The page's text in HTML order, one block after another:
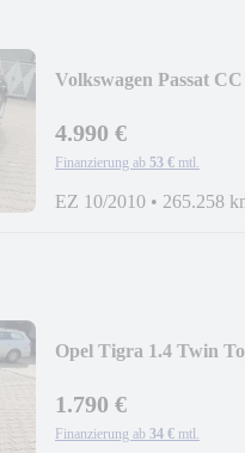
Volkswagen Passat
4.990 €
Finanzierung ab 53 € mtl.
EZ 10/2010 • 265.258
Opel Tigra 1.4 Twin
1.790 €
Finanzierung ab 34 € mtl.